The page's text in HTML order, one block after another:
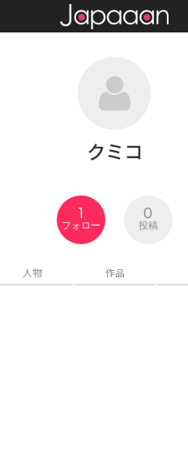
クミコ
1
フォロー
0
投稿
人物 作品